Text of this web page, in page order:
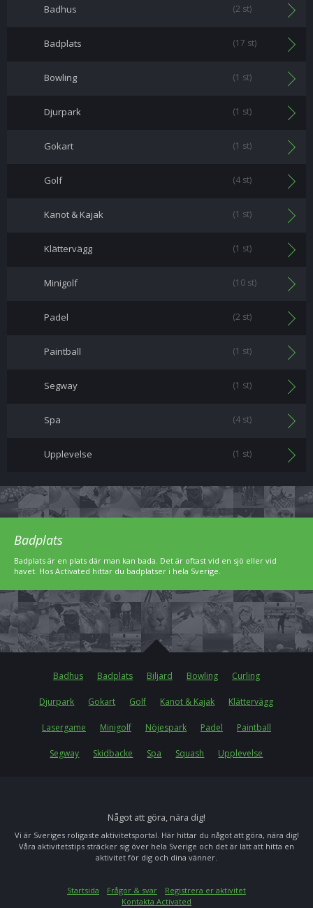
Badhus (2 st)
Badplats (17 st)
Bowling (1 st)
Djurpark (1 st)
Gokart (1 st)
Golf (4 st)
Kanot & Kajak (1 st)
Klättervägg (1 st)
Minigolf (10 st)
Padel (2 st)
Paintball (1 st)
Segway (1 st)
Spa (4 st)
Upplevelse (1 st)
Badplats
Badplats är en plats där man kan bada. Det är oftast vid en sjö eller vid
havet. Hos Activated hittar du badplatser i hela Sverige.
Badhus Badplats Biljard Bowling Curling
Djurpark Gokart Golf Kanot & Kajak Klättervägg
Lasergame Minigolf Nöjespark Padel Paintball
Segway Skidbacke Spa Squash Upplevelse
Något att göra, nära dig!
Vi är Sveriges roligaste aktivitetsportal. Här hittar du något att göra, nära dig!
Våra aktivitetstips sträcker sig över hela Sverige och det är lätt att hitta en
aktivitet för dig och dina vänner.
Startsida Frågor & svar
Registrera er aktivitet
Kontakta Activated